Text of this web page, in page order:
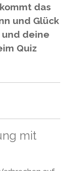
das
und Glück
deine
Quiz
mit